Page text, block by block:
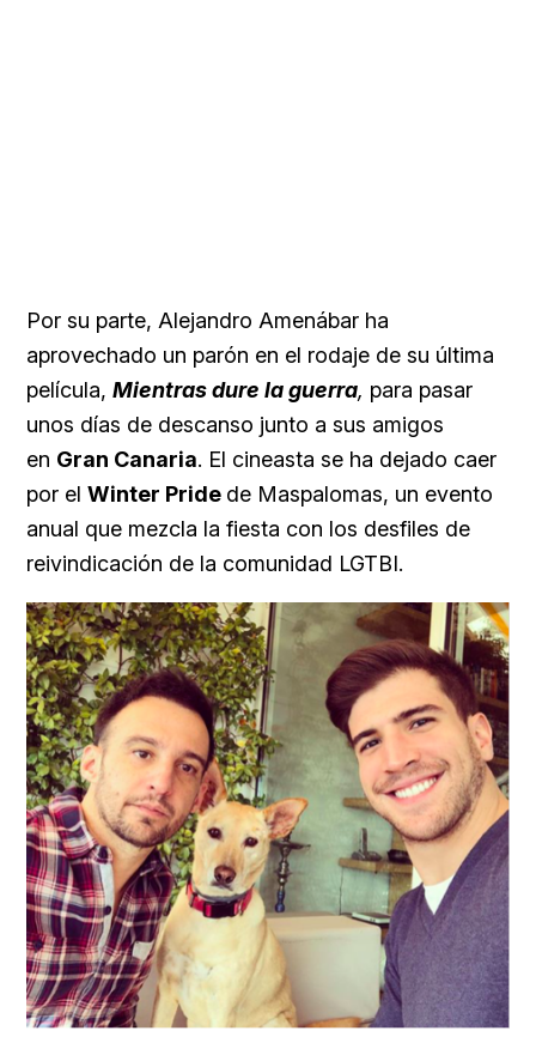
Por su parte, Alejandro Amenábar ha
aprovechado un parón en el rodaje de su última
película, Mientras dure la guerra, para pasar
unos días de descanso junto a sus amigos
en Gran Canaria. El cineasta se ha dejado caer
por el Winter Pride de Maspalomas, un evento
anual que mezcla la fiesta con los desfiles de
reivindicación de la comunidad LGTBI.